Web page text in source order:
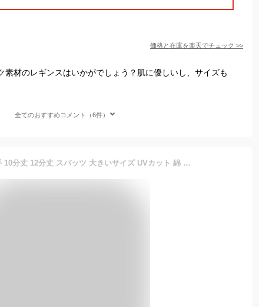
価格と在庫を楽天でチェック >>
素材のレギンスはいかがでしょう？肌に優しいし、サイズも
全てのおすすめコメント（6件）
レギンス メンズ 薄手 10分丈 12分丈 スパッツ 大きいサイズ UVカット 綿 ナチュラル シンプル インナー 十二分丈 十分丈 春 夏 秋 無地 ルームウェア ボトム 男性用 紳士 ロング UVカット 【iLegアイレッグ】【ベーシック】 *2 *y3-2t